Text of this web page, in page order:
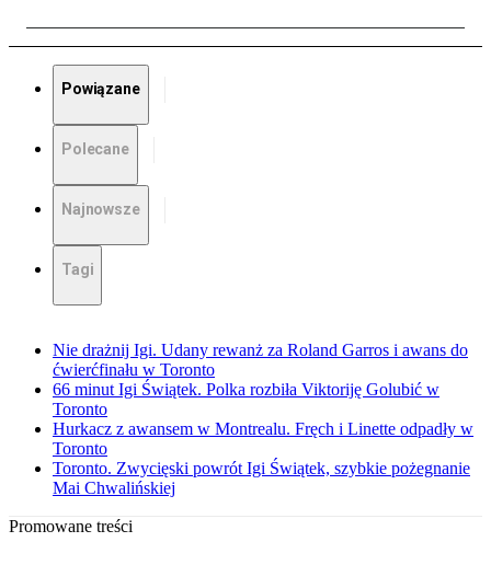
Powiązane
Polecane
Najnowsze
Tagi
Nie drażnij Igi. Udany rewanż za Roland Garros i awans do
ćwierćfinału w Toronto
66 minut Igi Świątek. Polka rozbiła Viktoriję Golubić w
Toronto
Hurkacz z awansem w Montrealu. Fręch i Linette odpadły w
Toronto
Toronto. Zwycięski powrót Igi Świątek, szybkie pożegnanie
Mai Chwalińskiej
Promowane treści